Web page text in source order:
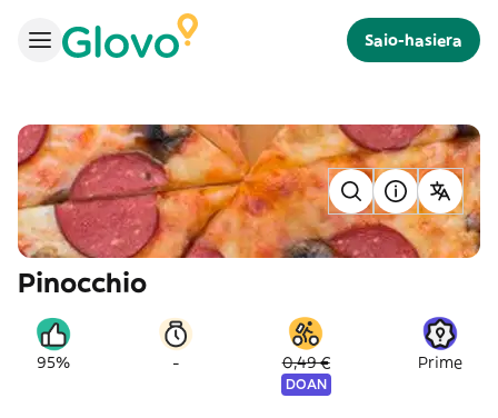
Saio-hasiera
Pinocchio
95% - 0,49 €
DOAN
Prime